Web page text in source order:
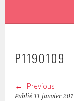
P1190109
Previous
Publié11 janvier